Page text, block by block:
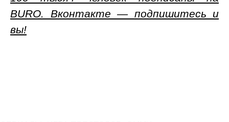
BURO. Вконтакте — подпишитесь и
вы!